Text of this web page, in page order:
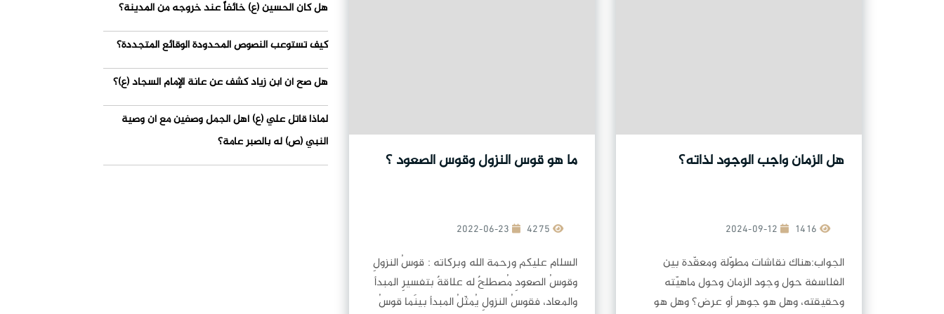
هل الزمان واجب الوجود لذاته؟
2024-09-12
الجواب:هناك نقاشات مطوّلة ومعقّدة بين
الفلاسفة حول وجود الزمان وحول ماهيّته
وحقيقته، وهل هو جوهر أو عرض؟ وهل هو
ما هو قوس النزول وقوس الصعود ؟
2022-06-23
السلام عليكم ورحمة الله وبركاته : قوسُ النزولِ
وقوسُ الصعودِ مُصطلحٌ له علاقةٌ بتفسيرِ المبدأ
والمعاد، فقوسُ النزولِ يُمثّلُ المبدأ بينَما قوسُ
هل كان الحسين (ع) خائفاً عند خروجه من المدينة؟
كيف تستوعب النصوص المحدودة الوقائع المتجددة؟
هل صح أن ابن زياد كشف عن عانة الإمام السجاد (ع)؟
لماذا قاتل علي (ع) أهل الجمل وصفين مع أن وصية
النبي (ص) له بالصبر عامة؟